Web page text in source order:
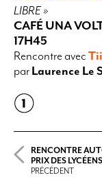
LIBRE »
CAFÉ UNA
17H45
Rencontre avec
par Laurence Le
RENCONTRE
PRIX DES
PRÉCÉDENT